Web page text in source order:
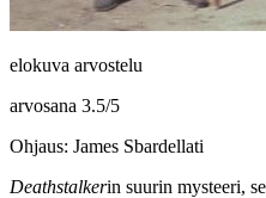
elokuva arvostelu
arvosana 3.5/5
Ohjaus: James Sbardellati
Deathstalkerin suurin mysteeri,